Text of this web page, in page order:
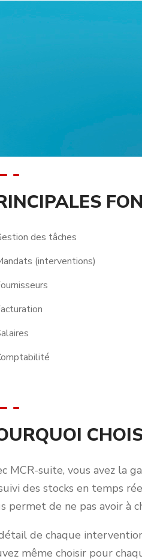
des tâches
(interventions)
MCR-suite, vous avez la
des stocks en temps
permet de ne pas avoir à
de chaque
même choisir pour